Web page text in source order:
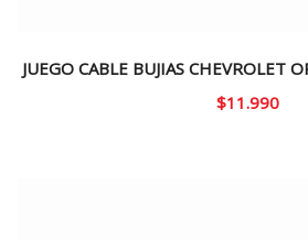
JUEGO CABLE BUJIAS CHEVROLET
$11.990